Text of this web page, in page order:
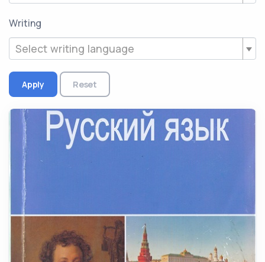
Writing
Select writing language
Apply Reset